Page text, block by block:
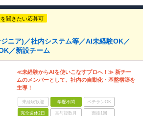
聞きたい応募可
ニア)／社内システム等／AI未経験OK／
／新設チーム
≪未経験からAIを使いこなすプロへ！≫ 新チー
ムのメンバーとして、社内の自動化・基盤構築を
主導！
未経験歓迎 学歴不問 ベテランOK
完全週休2日 賞与複数月 面接1回